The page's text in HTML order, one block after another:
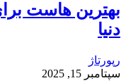
بهترین هاست
دنیا
رپورتاژ
سپتامبر 15, 2025